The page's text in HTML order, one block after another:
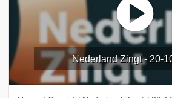
Nederland Zingt - 20-